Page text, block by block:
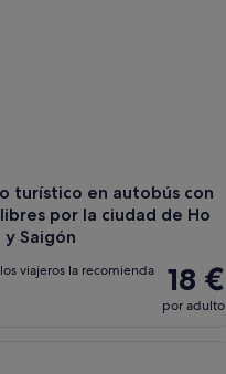
turístico en autobús con
por la ciudad de Ho
y Saigón
18 €
por adulto
viajeros la recomienda